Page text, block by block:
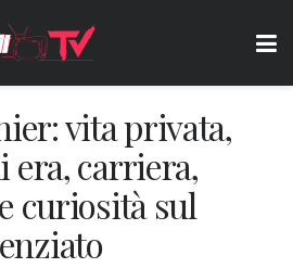
vita privata,
era, carriera,
curiosità sul